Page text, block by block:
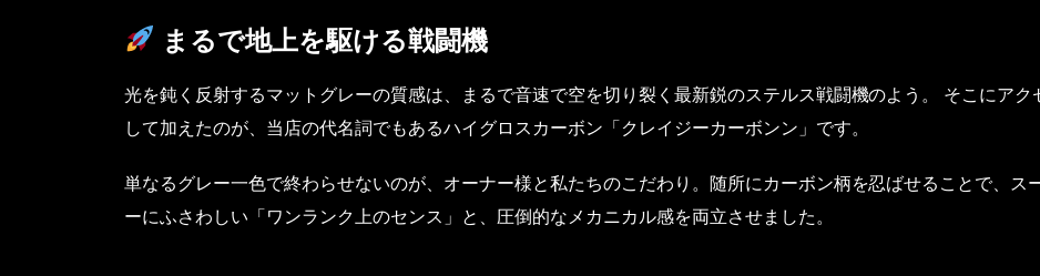
まるで地上を駆ける戦闘機
光を鈍く反射するマットグレーの質感は、まるで音速で空を切り裂く最新鋭のステルス戦闘機のよう。 そこにアク
して加えたのが、当店の代名詞でもあるハイグロスカーボン「クレイジーカーボンン」です。
単なるグレー一色で終わらせないのが、オーナー様と私たちのこだわり。随所にカーボン柄を忍ばせることで、ス
ーにふさわしい「ワンランク上のセンス」と、圧倒的なメカニカル感を両立させました。